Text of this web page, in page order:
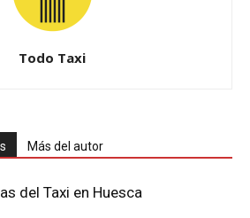
Todo Taxi
Más del autor
del Taxi en Huesca